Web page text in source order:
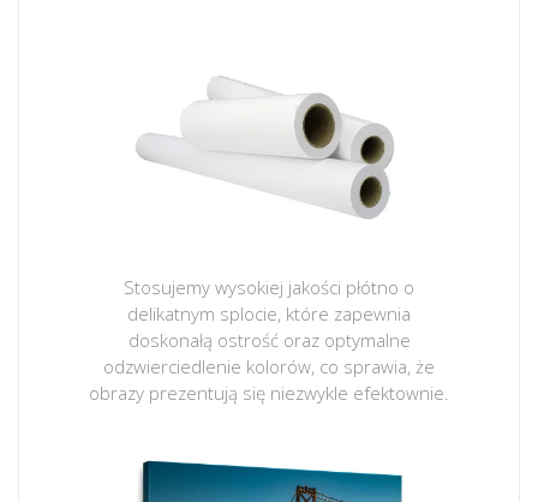
Stosujemy wysokiej jakości płótno o
delikatnym splocie, które zapewnia
doskonałą ostrość oraz optymalne
odzwierciedlenie kolorów, co sprawia, że
obrazy prezentują się niezwykle efektownie.